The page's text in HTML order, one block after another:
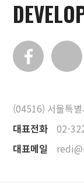
(04516) 서울특
대표전화
02-
대표메일